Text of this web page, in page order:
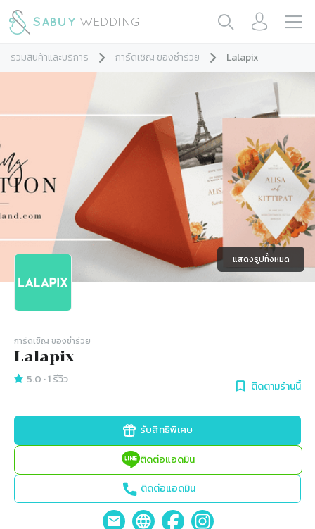
รวมสินค้าและบริการ การ์ดเชิญ ของชำร่วย Lalapix
แสดงรูปทั้งหมด
การ์ดเชิญ​ ของชำร่วย
Lalapix
5.0 ·1รีวิว ติดตามร้านนี้
รับสิทธิพิเศษ
ติดต่อแอดมิน
ติดต่อแอดมิน